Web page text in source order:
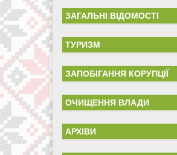
ЗАГАЛЬНІ ВІДОМОСТІ
ТУРИЗМ
ЗАПОБІГАННЯ КОРУПЦІЇ
ОЧИЩЕННЯ ВЛАДИ
АРХІВИ